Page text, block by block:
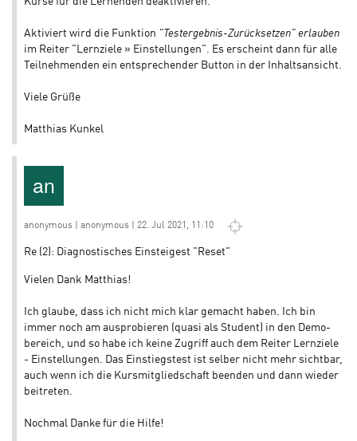
Aktiviert wird die Funktion "Testergebnis-Zurücksetzen" erlauben
im Reiter "Lernziele » Einstellungen". Es erscheint dann für alle
Teilnehmenden ein entsprechender Button in der Inhaltsansicht.
Viele Grüße
Matthias Kunkel
anonymous | anonymous | 22. Jul 2021, 11:10
Re (2): Diagnostisches Einsteigest "Reset"
Vielen Dank Matthias!
Ich glaube, dass ich nicht mich klar gemacht haben. Ich bin
immer noch am ausprobieren (quasi als Student) in den Demo-
bereich, und so habe ich keine Zugriff auch dem Reiter Lernziele
- Einstellungen. Das Einstiegstest ist selber nicht mehr sichtbar,
auch wenn ich die Kursmitgliedschaft beenden und dann wieder
beitreten.
Nochmal Danke für die Hilfe!